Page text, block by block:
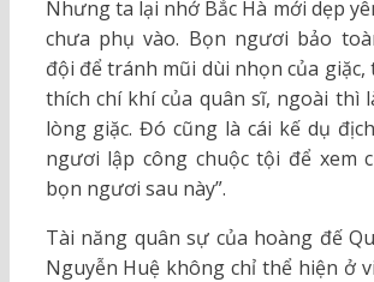
Nhưng ta lại nhớ Bắc Hà mới dẹp
chưa phụ vào. Bọn ngươi bảo
đội để tránh mũi dùi nhọn của
thích chí khí của quân sĩ, ngoài thì
lòng giặc. Đó cũng là cái kế dụ
ngươi lập công chuộc tội để xem
bọn ngươi sau này”.
Tài năng quân sự của hoàng đế
Nguyễn Huệ không chỉ thể hiện ở